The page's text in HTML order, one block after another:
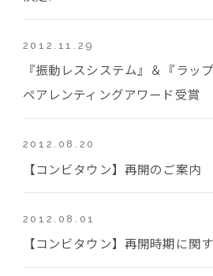
2012.11.29
『振動レスシステム』＆『ラ
ペアレンティングアワード受賞
2012.08.20
【コンビタウン】再開のご案内
2012.08.01
【コンビタウン】再開時期に関